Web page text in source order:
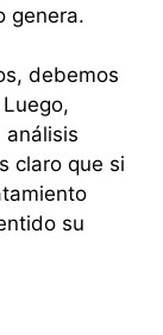
genera.
debemos
análisis
claro que si
su